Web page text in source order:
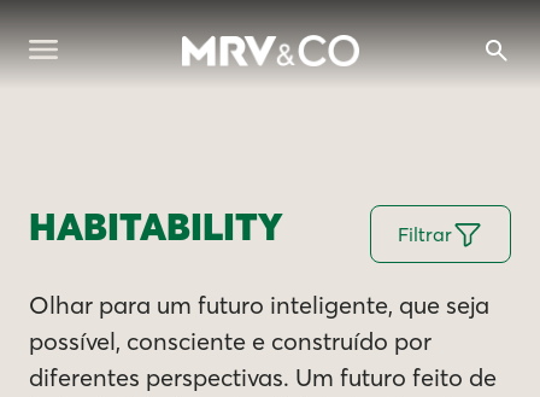
HABITABILITY Filtrar
Olhar para um futuro inteligente, que seja
possível, consciente e construído por
diferentes perspectivas. Um futuro feito de